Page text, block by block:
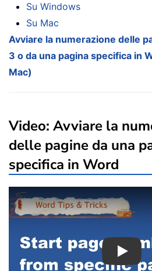
Su Windows
Su Mac
Avviare la numerazione delle
3 o da una pagina specifica in
Mac)
Video: Avviare la
delle pagine da una
specifica in Word
Play